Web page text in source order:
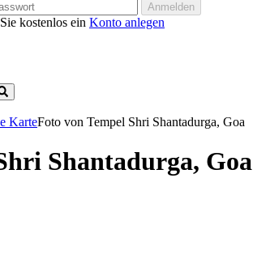
Anmelden
kostenlos ein Konto anlegen
KarteFoto von Tempel Shri Shantadurga, Goa
Shantadurga, Goa